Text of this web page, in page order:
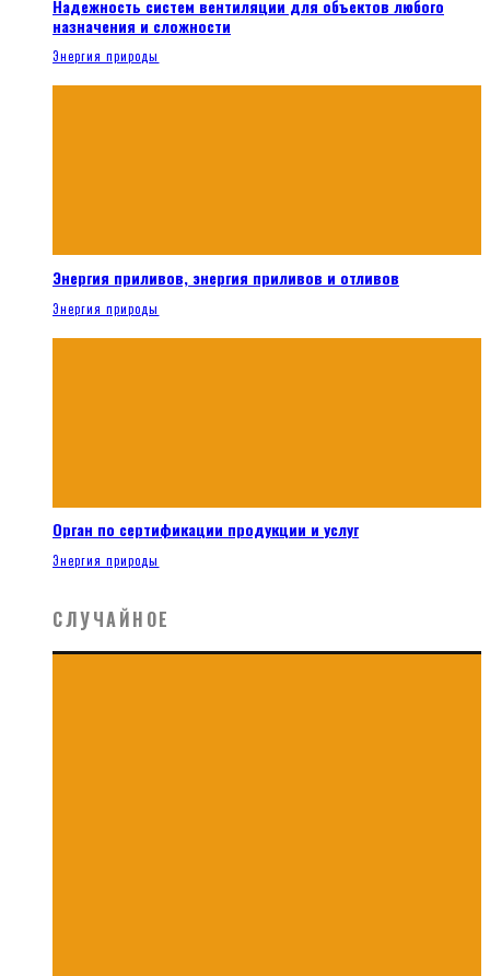
Надежность систем вентиляции для объектов любого
назначения и сложности
Энергия природы
Энергия приливов, энергия приливов и отливов
Энергия природы
Орган по сертификации продукции и услуг
Энергия природы
СЛУЧАЙНОЕ